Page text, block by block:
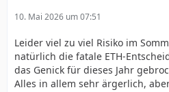
10. Mai 2026 um 07:51
Leider viel zu viel Risiko im
natürlich die fatale ETH-
das Genick für dieses Jahr
Alles in allem sehr ärgerlich,